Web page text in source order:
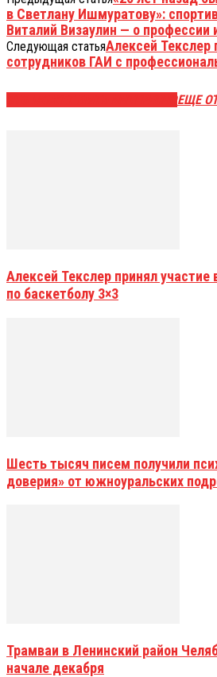
в Светлану Ишмуратову»:
Виталий Визаулин — о профессии
Следующая статьяАлексей Текслер
сотрудников ГАИ с
ЕЩЕ
Алексей Текслер принял
по баскетболу 3×3
Шесть тысяч писем получили
доверия» от южноуральских
Трамваи в Ленинский район
начале декабря